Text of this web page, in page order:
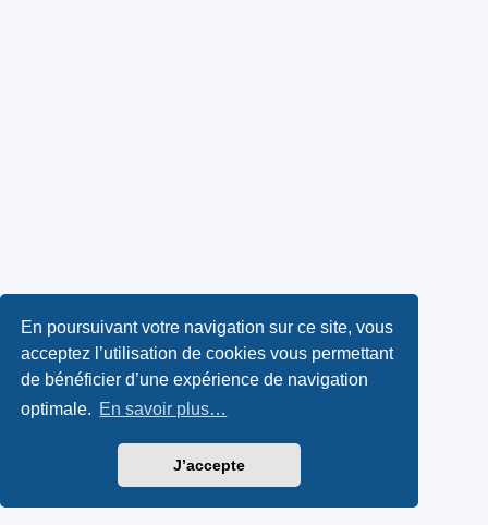
En poursuivant votre navigation sur ce site, vous
acceptez l’utilisation de cookies vous permettant
de bénéficier d’une expérience de navigation
optimale. En savoir plus…
J’accepte